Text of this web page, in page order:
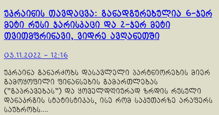
უკრაინის თავდაცვა: განადგურებულია 6-ჯერ
მეტი რუსი ჯარისკაცი და 2-ჯერ მეტი
თვითმფრინავი, ვიდრე ავღანეთში
03.11.2022 - 12:16
უკრაინა განარძობს დასავლელი პარტნიორების მიერ
გამოყოფილი ფინანსების გამართლებას
("გაპრავებას") და ყოველდღიურად ზრდის რუსული
დანაკრგის სტატისტიკას, ისე რომ საკუთარზე არაფერს
საუბრობს....